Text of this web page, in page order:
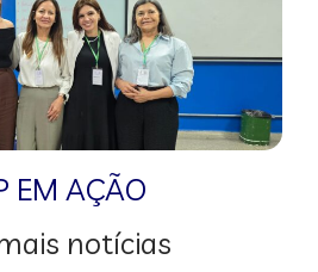
EM AÇÃO
notícias